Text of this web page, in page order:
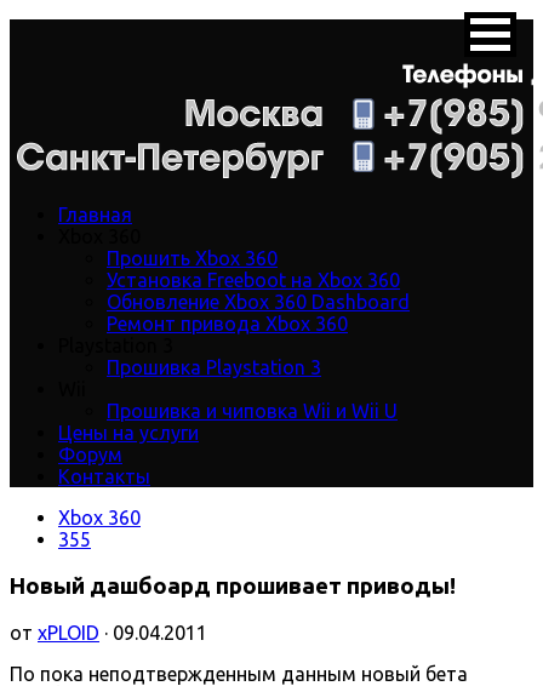
Главная
Прошить Xbox 360
Установка Freeboot на Xbox 360
Обновление Xbox 360 Dashboard
Ремонт привода Xbox 360
Прошивка Playstation 3
Прошивка и чиповка Wii и Wii U
Цены на услуги
Форум
Контакты
Xbox 360
355
Новый дашбоард прошивает приводы!
от xPLOID · 09.04.2011
По пока неподтвержденным данным новый бета